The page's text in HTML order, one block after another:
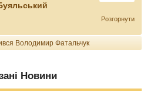
Розгорнути
Володимир Фатальчук
Новини